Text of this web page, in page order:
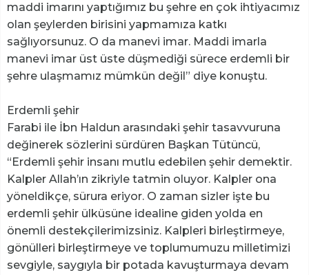
maddi imarını yaptığımız bu şehre en çok ihtiyacımız
olan şeylerden birisini yapmamıza katkı
sağlıyorsunuz. O da manevi imar. Maddi imarla
manevi imar üst üste düşmediği sürece erdemli bir
şehre ulaşmamız mümkün değil” diye konuştu.
Erdemli şehir
Farabi ile İbn Haldun arasındaki şehir tasavvuruna
değinerek sözlerini sürdüren Başkan Tütüncü,
“Erdemli şehir insanı mutlu edebilen şehir demektir.
Kalpler Allah’ın zikriyle tatmin oluyor. Kalpler ona
yöneldikçe, sürura eriyor. O zaman sizler işte bu
erdemli şehir ülküsüne idealine giden yolda en
önemli destekçilerimizsiniz. Kalpleri birleştirmeye,
gönülleri birleştirmeye ve toplumumuzu milletimizi
sevgiyle, saygıyla bir potada kavuşturmaya devam